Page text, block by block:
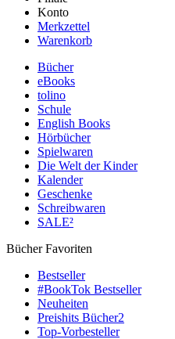
Konto
Merkzettel
Warenkorb
Bücher
eBooks
tolino
Schule
English Books
Hörbücher
Spielwaren
Die Welt der Kinder
Kalender
Geschenke
Schreibwaren
SALE²
Bücher Favoriten
Bestseller
#BookTok Bestseller
Neuheiten
Preishits Bücher2
Top-Vorbesteller